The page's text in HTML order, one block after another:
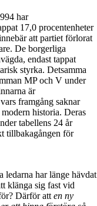
har
17,0 procentenheter
att partiet förlorat
De borgerliga
endast tappat
styrka. Detsamma
MP och V under
är
framgång saknar
historia. Deras
tabellens 24 år
tillbakagången för
ledarna har länge hävdat
klänga sig fast vid
Därför att en ny